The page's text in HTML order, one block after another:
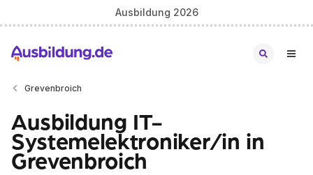
Ausbildung 2026
Grevenbroich
Ausbildung IT-
Systemelektroniker/in in
Grevenbroich